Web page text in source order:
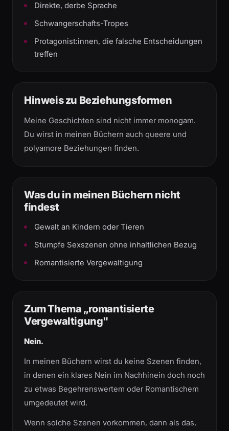
Direkte, derbe Sprache
Schwangerschafts-Tropes
Protagonist:innen, die falsche Entscheidungen
treffen
Hinweis zu Beziehungsformen
Meine Geschichten sind nicht immer monogam.
Du wirst in meinen Büchern auch queere und
polyamore Beziehungen finden.
Was du in meinen Büchern nicht
findest
Gewalt an Kindern oder Tieren
Stumpfe Sexszenen ohne inhaltlichen Bezug
Romantisierte Vergewaltigung
Zum Thema „romantisierte
Vergewaltigung"
Nein.
In meinen Büchern wirst du keine Szenen finden,
in denen ein klares Nein im Nachhinein doch noch
zu etwas Begehrenswertem oder Romantischem
umgedeutet wird.
Wenn solche Szenen vorkommen, dann als das,